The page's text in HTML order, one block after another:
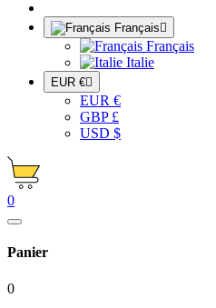
Français 
Français
Italie
EUR €
EUR €
GBP £
USD $
0
Panier
0